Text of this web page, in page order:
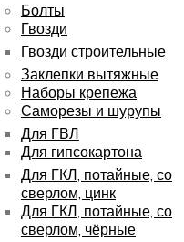
Болты
Гвозди
Гвозди строительные
Заклепки вытяжные
Наборы крепежа
Саморезы и шурупы
Для ГВЛ
Для гипсокартона
Для ГКЛ, потайные, со
сверлом, цинк
Для ГКЛ, потайные, со
сверлом, чёрные